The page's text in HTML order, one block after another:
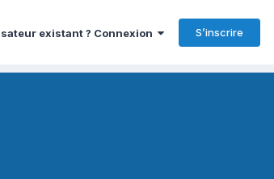
existant ? Connexion S’inscrire